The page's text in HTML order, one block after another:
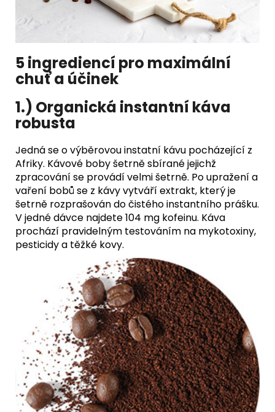
5 ingrediencí pro maximální
chuť a účinek
1.) Organická instantní káva
robusta
Jedná se o výběrovou instatní kávu pocházející z
Afriky. Kávové boby šetrně sbírané jejichž
zpracování se provádí velmi šetrně. Po upražení a
vaření bobů se z kávy vytváří extrakt, který je
šetrně rozprašován do čistého instantního prášku.
V jedné dávce najdete 104 mg kofeinu. Káva
prochází pravidelným testováním na mykotoxiny,
pesticidy a těžké kovy.